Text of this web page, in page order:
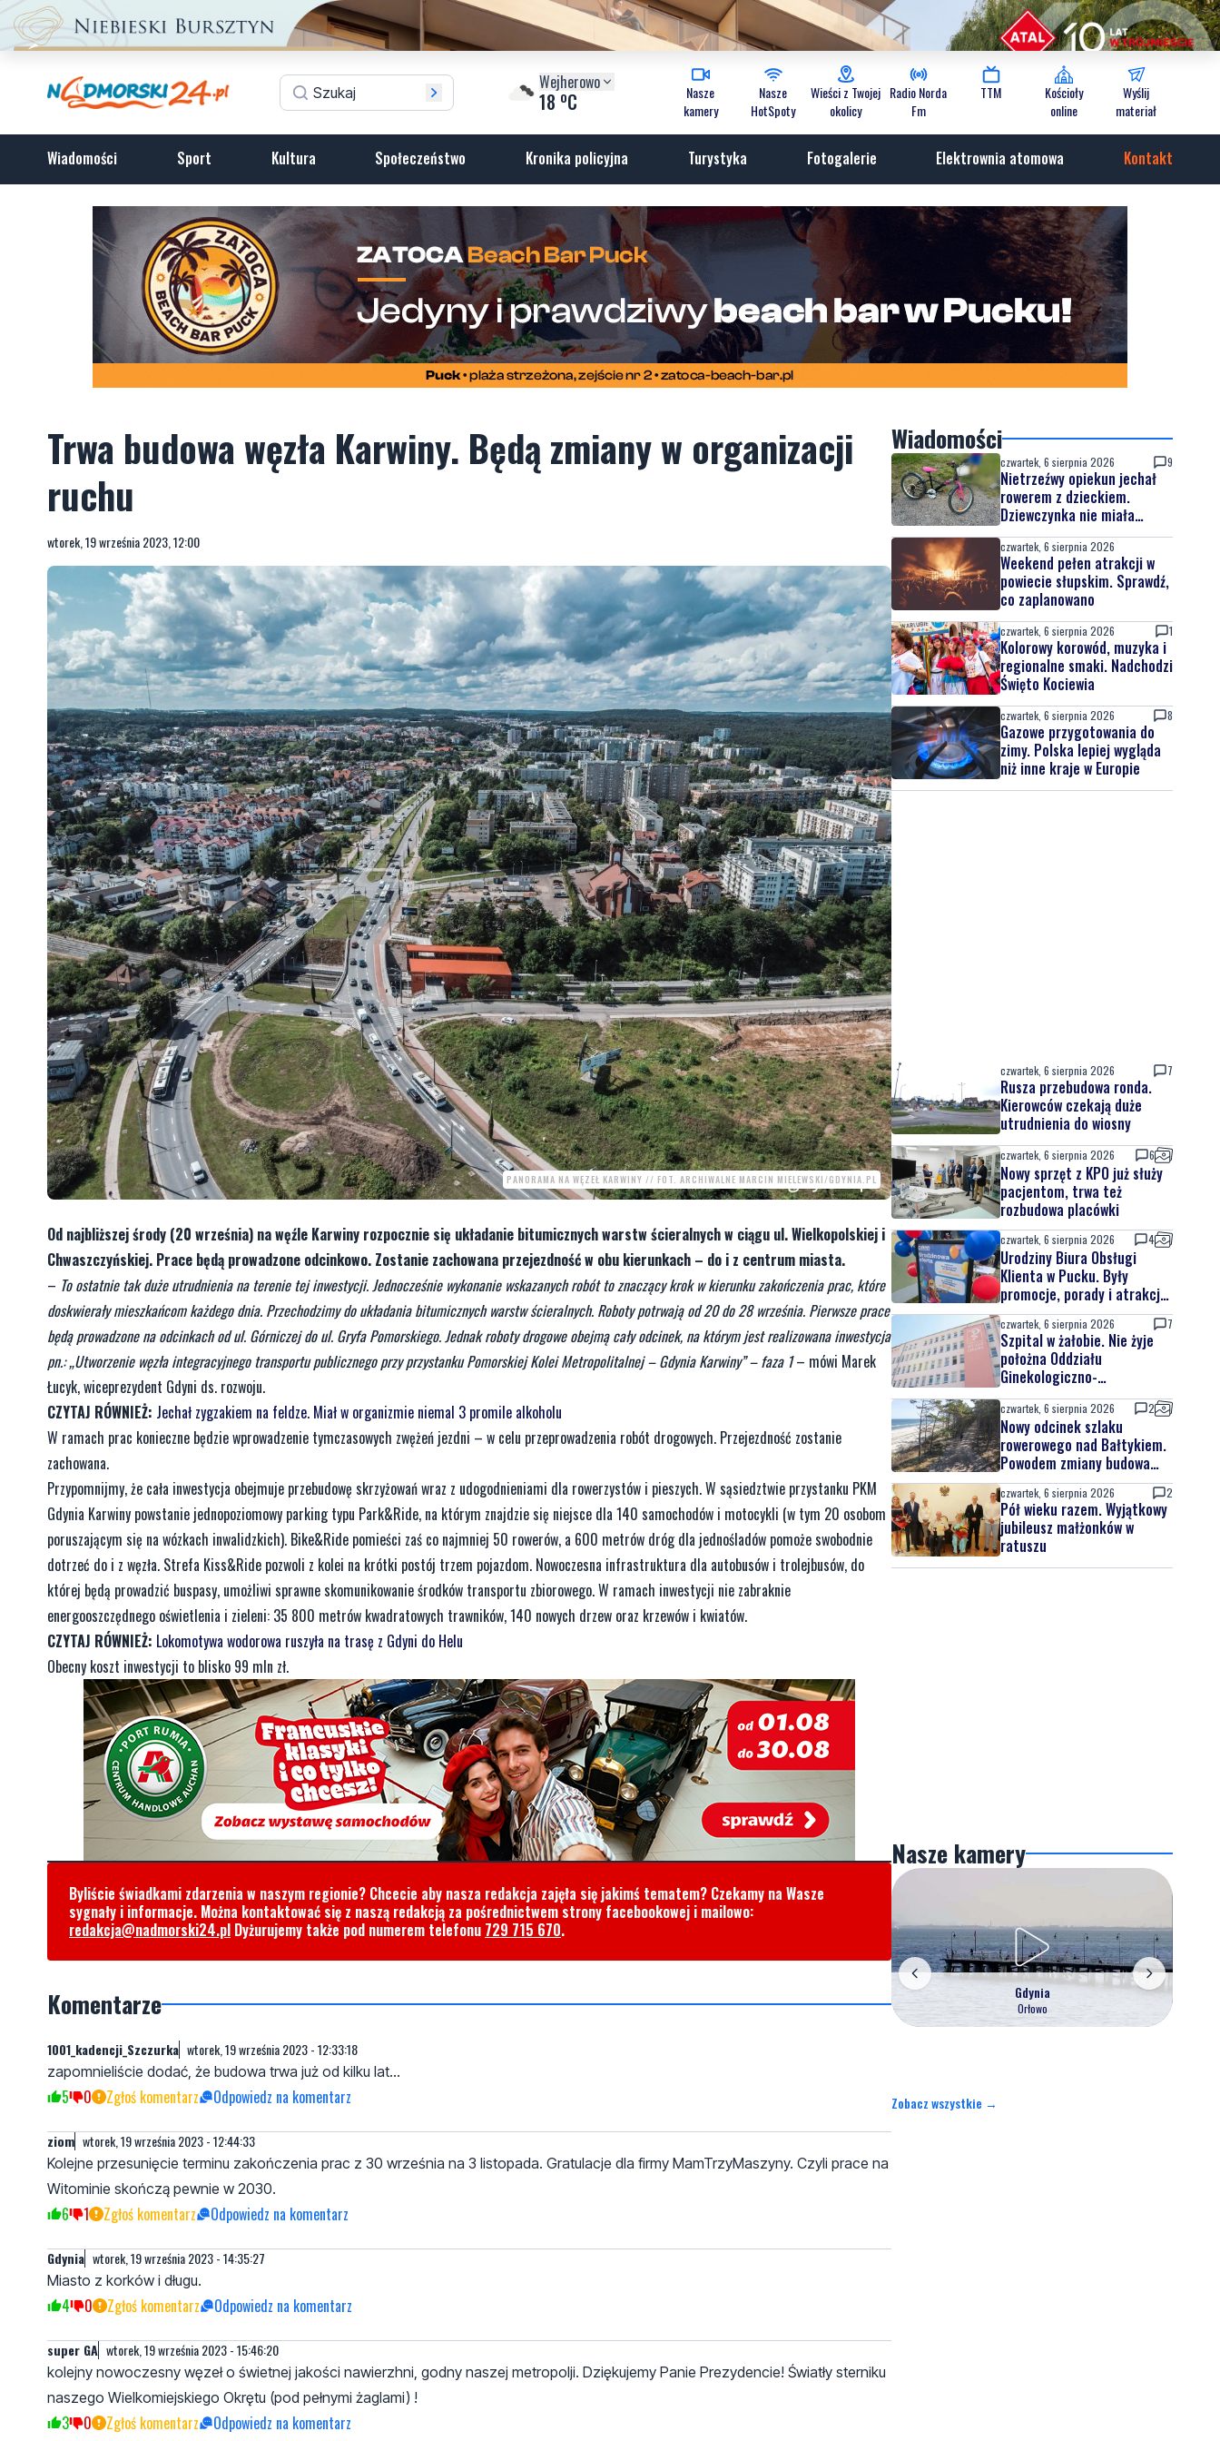
Wejherowo
18 oC
Nasze
kamery
Nasze
HotSpoty
Wieści z Twojej
okolicy
Radio Norda
Fm
TTM
Kościoły
online
Wyślij
materiał
Wiadomości Sport Kultura Społeczeństwo Kronika policyjna Turystyka Fotogalerie Elektrownia atomowa Kontakt
Trwa budowa węzła Karwiny. Będą zmiany w organizacji
ruchu
wtorek, 19 września 2023, 12:00
PANORAMA NA WĘZEŁ KARWINY // FOT. ARCHIWALNE MARCIN MIELEWSKI/GDYNIA.PL
Od najbliższej środy (20 września) na węźle Karwiny rozpocznie się układanie bitumicznych warstw ścieralnych w ciągu ul. Wielkopolskiej i
Chwaszczyńskiej. Prace będą prowadzone odcinkowo. Zostanie zachowana przejezdność w obu kierunkach – do i z centrum miasta.
– To ostatnie tak duże utrudnienia na terenie tej inwestycji. Jednocześnie wykonanie wskazanych robót to znaczący krok w kierunku zakończenia prac, które
doskwierały mieszkańcom każdego dnia. Przechodzimy do układania bitumicznych warstw ścieralnych. Roboty potrwają od 20 do 28 września. Pierwsze prace
będą prowadzone na odcinkach od ul. Górniczej do ul. Gryfa Pomorskiego. Jednak roboty drogowe obejmą cały odcinek, na którym jest realizowana inwestycja
pn.: „Utworzenie węzła integracyjnego transportu publicznego przy przystanku Pomorskiej Kolei Metropolitalnej – Gdynia Karwiny” – faza 1– mówi Marek
Łucyk, wiceprezydent Gdyni ds. rozwoju.
CZYTAJ RÓWNIEŻ: Jechał zygzakiem na feldze. Miał w organizmie niemal 3 promile alkoholu
W ramach prac konieczne będzie wprowadzenie tymczasowych zwężeń jezdni – w celu przeprowadzenia robót drogowych. Przejezdność zostanie
zachowana.
Przypomnijmy, że cała inwestycja obejmuje przebudowę skrzyżowań wraz z udogodnieniami dla rowerzystów i pieszych. W sąsiedztwie przystanku PKM
Gdynia Karwiny powstanie jednopoziomowy parking typu Park&Ride, na którym znajdzie się niejsce dla 140 samochodów i motocykli (w tym 20 osobom
poruszającym się na wózkach inwalidzkich). Bike&Ride pomieści zaś co najmniej 50 rowerów, a 600 metrów dróg dla jednośladów pomoże swobodnie
dotrzeć do i z węzła. Strefa Kiss&Ride pozwoli z kolei na krótki postój trzem pojazdom. Nowoczesna infrastruktura dla autobusów i trolejbusów, do
której będą prowadzić buspasy, umożliwi sprawne skomunikowanie środków transportu zbiorowego. W ramach inwestycji nie zabraknie
energooszczędnego oświetlenia i zieleni: 35 800 metrów kwadratowych trawników, 140 nowych drzew oraz krzewów i kwiatów.
CZYTAJ RÓWNIEŻ: Lokomotywa wodorowa ruszyła na trasę z Gdyni do Helu
Obecny koszt inwestycji to blisko 99 mln zł.
Byliście świadkami zdarzenia w naszym regionie? Chcecie aby nasza redakcja zajęła się jakimś tematem? Czekamy na Wasze
sygnały i informacje. Można kontaktować się z naszą redakcją za pośrednictwem strony facebookowej i mailowo:
redakcja@nadmorski24.pl Dyżurujemy także pod numerem telefonu 729 715 670.
Komentarze
1001_kadencji_Szczurka wtorek, 19 września 2023 - 12:33:18
zapomnieliście dodać, że budowa trwa już od kilku lat...
5 0 Zgłoś komentarz Odpowiedz na komentarz
ziom wtorek, 19 września 2023 - 12:44:33
Kolejne przesunięcie terminu zakończenia prac z 30 września na 3 listopada. Gratulacje dla firmy MamTrzyMaszyny. Czyli prace na
Witominie skończą pewnie w 2030.
6 1 Zgłoś komentarz Odpowiedz na komentarz
Gdynia wtorek, 19 września 2023 - 14:35:27
Miasto z korków i długu.
4 0 Zgłoś komentarz Odpowiedz na komentarz
super GA wtorek, 19 września 2023 - 15:46:20
kolejny nowoczesny węzeł o świetnej jakości nawierzhni, godny naszej metropolji. Dziękujemy Panie Prezydencie! Światły sterniku
naszego Wielkomiejskiego Okrętu (pod pełnymi żaglami) !
3 0 Zgłoś komentarz Odpowiedz na komentarz
Wiadomości
czwartek, 6 sierpnia 2026 9
Nietrzeźwy opiekun jechał
rowerem z dzieckiem.
Dziewczynka nie miała
kasku
czwartek, 6 sierpnia 2026
Weekend pełen atrakcji w
powiecie słupskim. Sprawdź,
co zaplanowano
czwartek, 6 sierpnia 2026 1
Kolorowy korowód, muzyka i
regionalne smaki. Nadchodzi
Święto Kociewia
czwartek, 6 sierpnia 2026 8
Gazowe przygotowania do
zimy. Polska lepiej wygląda
niż inne kraje w Europie
czwartek, 6 sierpnia 2026 7
Rusza przebudowa ronda.
Kierowców czekają duże
utrudnienia do wiosny
czwartek, 6 sierpnia 2026 6
Nowy sprzęt z KPO już służy
pacjentom, trwa też
rozbudowa placówki
czwartek, 6 sierpnia 2026 4
Urodziny Biura Obsługi
Klienta w Pucku. Były
promocje, porady i atrakcje
dla najmłodszych
czwartek, 6 sierpnia 2026 7
Szpital w żałobie. Nie żyje
położna Oddziału
Ginekologiczno-
Położniczego
czwartek, 6 sierpnia 2026 2
Nowy odcinek szlaku
rowerowego nad Bałtykiem.
Powodem zmiany budowa
elektrowni jądrowej
czwartek, 6 sierpnia 2026 2
Pół wieku razem. Wyjątkowy
jubileusz małżonków w
ratuszu
Nasze kamery
Gdynia
Orłowo
Zobacz wszystkie →